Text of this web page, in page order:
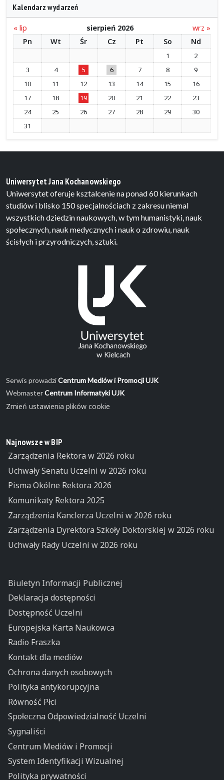
Kalendarz wydarzeń
« lip sierpień 2026
wrz »
Pn
Wt Śr Cz Pt So Nd
1
2
3
4 5 6 7 8
9
10
11 12 13 14 15
16
17
18 19 20 21 22
23
24
25 26 27 28 29
30
31
Uniwersytet Jana Kochanowskiego
Uniwersytet oferuje ksztalcenie na ponad 60 kierunkach
studiów i blisko 150 specjalnościach z zakresu niemal
wszystkich dziedzin naukowych, w tym humanistyki, nauk
społecznych, nauk medycznych i nauk o zdrowiu, nauk
ścisłych i przyrodniczych, sztuki.
Serwis prowadziCentrum Mediów i Promocji UJK
WebmasterCentrum Informatyki UJK
Zmień ustawienia plików cookie
Najnowsze w BIP
Zarządzenia Rektora w 2026 roku
Uchwały Senatu Uczelni w 2026 roku
Pisma Okólne Rektora 2026
Komunikaty Rektora 2025
Zarządzenia Kanclerza Uczelni w 2026 roku
Zarządzenia Dyrektora Szkoły Doktorskiej w 2026 roku
Uchwały Rady Uczelni w 2026 roku
Biuletyn Informacji Publicznej
Deklaracja dostępności
Dostępność Uczelni
Europejska Karta Naukowca
Radio Fraszka
Kontakt dla mediów
Ochrona danych osobowych
Polityka antykorupcyjna
Równość Płci
Społeczna Odpowiedzialność Uczelni
Sygnaliści
Centrum Mediów i Promocji
System Identyfikacji Wizualnej
Polityka prywatności